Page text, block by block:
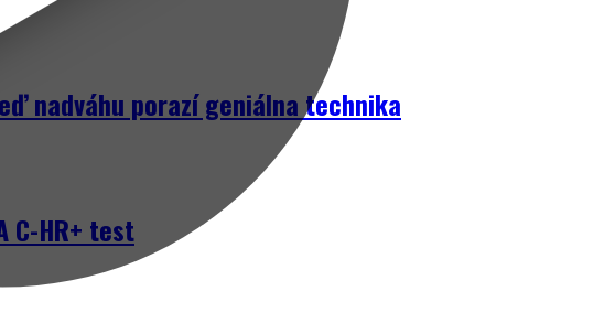
nadváhu porazí geniálna technika
C-HR+ test